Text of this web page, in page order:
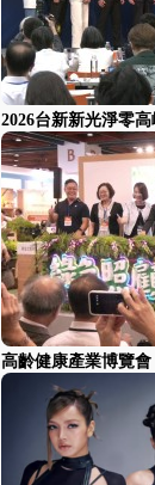
2026台新新光淨零
高齡健康產業博覽